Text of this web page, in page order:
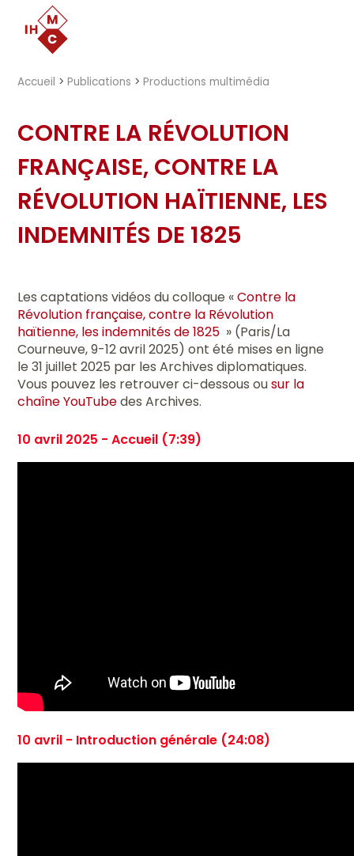
Accueil >Publications >Productions multimédia
CONTRE LA RÉVOLUTION
FRANÇAISE, CONTRE LA
RÉVOLUTION HAÏTIENNE, LES
INDEMNITÉS DE 1825
Les captations vidéos du colloque «Contre la
Révolution française, contre la Révolution
haïtienne, les indemnités de 1825 » (Paris/La
Courneuve, 9-12 avril 2025) ont été mises en ligne
le 31 juillet 2025 par les Archives diplomatiques.
Vous pouvez les retrouver ci-dessous ousur la
chaîne YouTubedes Archives.
10 avril 2025 - Accueil (7:39)
10 avril - Introduction générale (24:08)